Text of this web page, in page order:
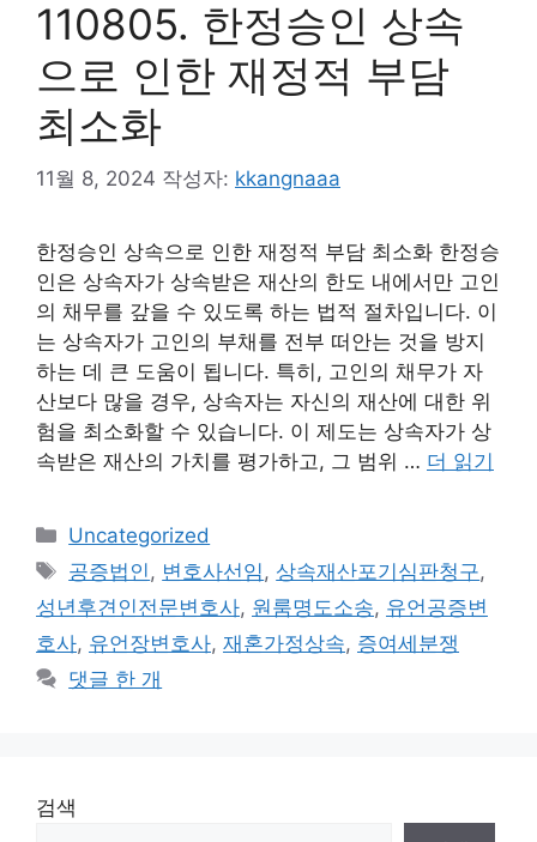
110805. 한정승인 상속
으로 인한 재정적 부담
최소화
11월 8, 2024 작성자: kkangnaaa
한정승인 상속으로 인한 재정적 부담 최소화 한정승
인은 상속자가 상속받은 재산의 한도 내에서만 고인
의 채무를 갚을 수 있도록 하는 법적 절차입니다. 이
는 상속자가 고인의 부채를 전부 떠안는 것을 방지
하는 데 큰 도움이 됩니다. 특히, 고인의 채무가 자
산보다 많을 경우, 상속자는 자신의 재산에 대한 위
험을 최소화할 수 있습니다. 이 제도는 상속자가 상
속받은 재산의 가치를 평가하고, 그 범위 … 더 읽기
카
테
고
리
Uncategorized
태
그
공증법인 , 변호사선임 , 상속재산포기심판청구,
성년후견인전문변호사, 원룸명도소송, 유언공증변
호사, 유언장변호사, 재혼가정상속, 증여세분쟁
댓글 한 개
검색